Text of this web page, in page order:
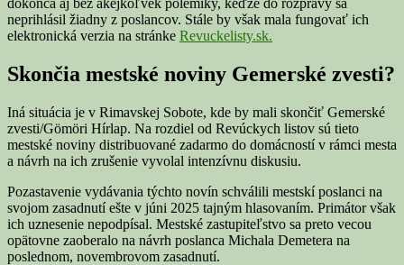
neprihlásil žiadny z poslancov. Stále by však mala fungovať ich
elektronická verzia na stránke Revuckelisty.sk.
Skončia mestské noviny Gemerské zvesti?
Iná situácia je v Rimavskej Sobote, kde by mali skončiť Gemerské
zvesti/Gömöri Hírlap. Na rozdiel od Revúckych listov sú tieto
mestské noviny distribuované zadarmo do domácností v rámci mesta
a návrh na ich zrušenie vyvolal intenzívnu diskusiu.
Pozastavenie vydávania týchto novín schválili mestskí poslanci na
svojom zasadnutí ešte v júni 2025 tajným hlasovaním. Primátor však
ich uznesenie nepodpísal. Mestské zastupiteľstvo sa preto vecou
opätovne zaoberalo na návrh poslanca Michala Demetera na
poslednom, novembrovom zasadnutí.